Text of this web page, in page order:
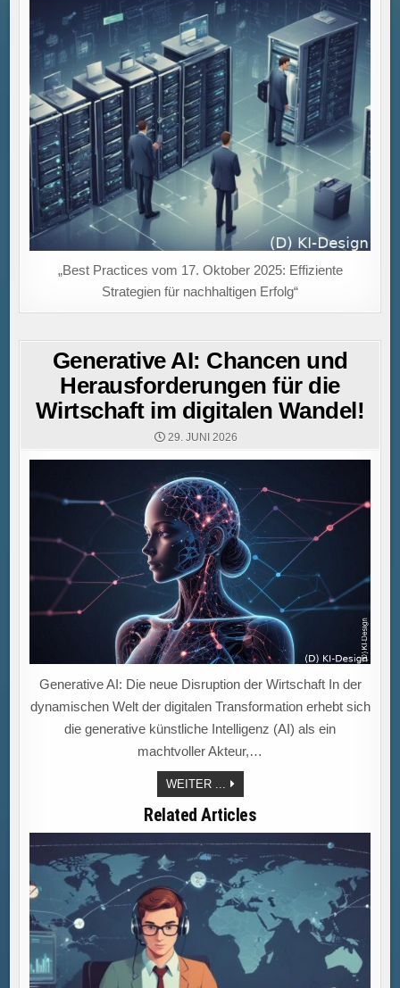
„Best Practices vom 17. Oktober 2025: Effiziente
Strategien für nachhaltigen Erfolg“
Generative AI: Chancen und
Herausforderungen für die
Wirtschaft im digitalen Wandel!
29. JUNI 2026
Generative AI: Die neue Disruption der Wirtschaft In der
dynamischen Welt der digitalen Transformation erhebt sich
die generative künstliche Intelligenz (AI) als ein
machtvoller Akteur,…
WEITER ... GENERATIVE
AI:
CHANCEN
UND
HERAUSFORDERUNGEN
FÜR
DIE
WIRTSCHAFT
IM
DIGITALEN
WANDEL!
Related Articles